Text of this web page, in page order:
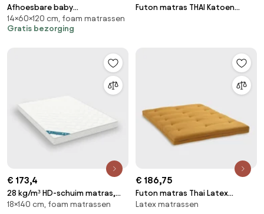
Afhoesbare baby
schuimmatras, H14 cm
14×60×120 cm, foam matrassen
Gratis bezorging
Futon matras THAI Katoen
€ 173,4
28 kg/m³ HD-schuim matras,
zeer stevige ondersteuning,
18×140 cm, foam matrassen
€ 186,75
Futon matras Thai Latex
katoen polyester
Latex matrassen